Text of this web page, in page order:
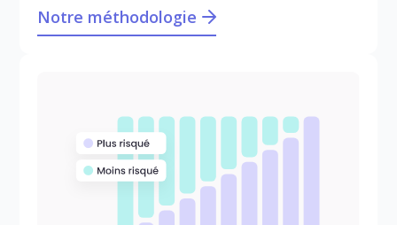
Notre méthodologie